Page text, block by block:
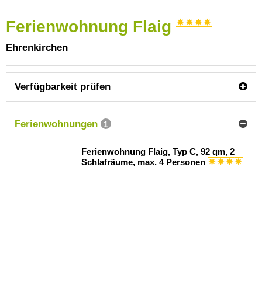
Ferienwohnung Flaig
Ehrenkirchen
Verfügbarkeit prüfen
Ferienwohnungen 1
Ferienwohnung Flaig, Typ C, 92 qm, 2
Schlafräume, max. 4 Personen